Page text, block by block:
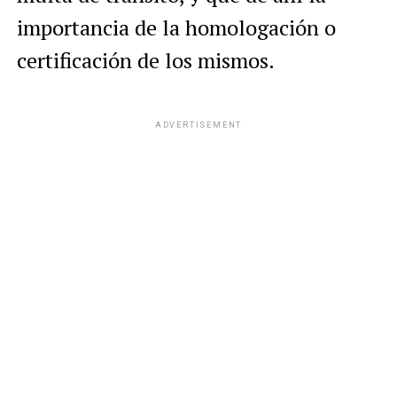
importancia de la homologación o
certificación de los mismos.
ADVERTISEMENT